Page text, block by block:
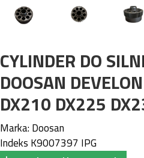
CYLINDER DO
DOOSAN
DX210 DX225
Marka: Doosan
Indeks K9007397 IPG